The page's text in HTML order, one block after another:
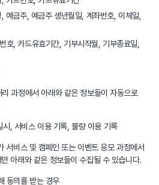
예금주, 예금주 생년월일, 계좌번호, 이체일,
호, 카드유효기간, 기부시작월, 기부종료일,
과정에서 아래와 같은 정보들이 자동으로
, 서비스 이용 기록, 불량 이용 기록
비스 및 캠페인 또는 이벤트 응모 과정에서
아래와 같은 정보들이 수집될 수 있습니다.
동의를 받는 경우